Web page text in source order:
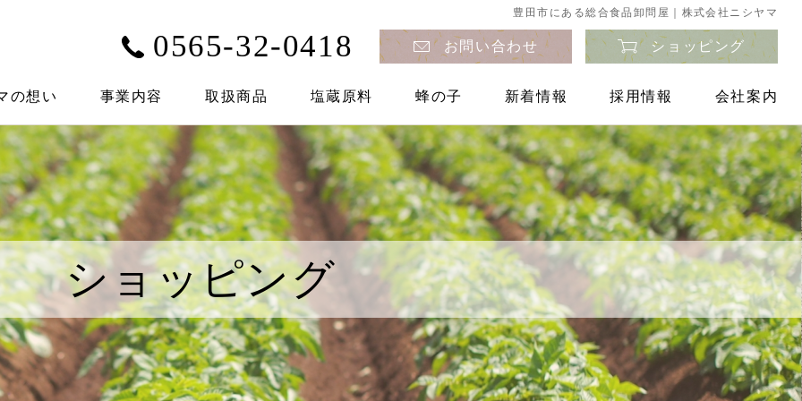
豊田市にある総合食品卸問屋｜株式会社ニシヤマ
0565-32-0418 お問い合わせ ショッピング
の想い 事業内容 取扱商品 塩蔵原料 蜂の子 新着情報 採用情報 会社案内
ショッピング